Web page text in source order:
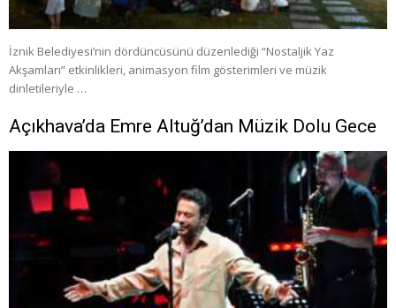
İznik Belediyesi’nin dördüncüsünü düzenlediği “Nostaljik Yaz
Akşamları” etkinlikleri, animasyon film gösterimleri ve müzik
dinletileriyle …
Açıkhava’da Emre Altuğ’dan Müzik Dolu Gece